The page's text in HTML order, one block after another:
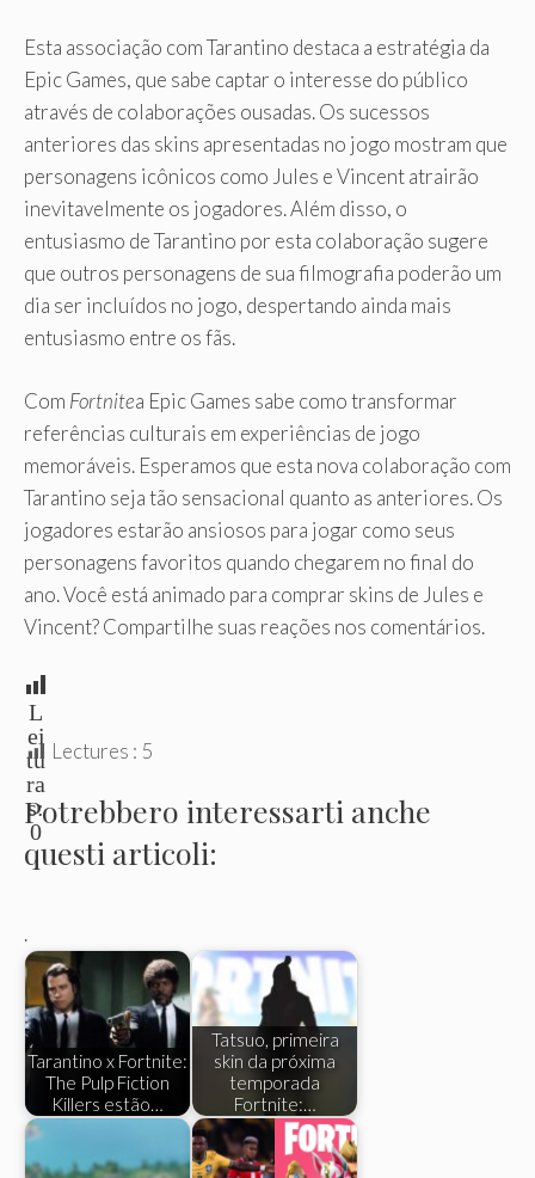
Esta associação com Tarantino destaca a estratégia da
Epic Games, que sabe captar o interesse do público
através de colaborações ousadas. Os sucessos
anteriores das skins apresentadas no jogo mostram que
personagens icônicos como Jules e Vincent atrairão
inevitavelmente os jogadores. Além disso, o
entusiasmo de Tarantino por esta colaboração sugere
que outros personagens de sua filmografia poderão um
dia ser incluídos no jogo, despertando ainda mais
entusiasmo entre os fãs.
Com Fortnitea Epic Games sabe como transformar
referências culturais em experiências de jogo
memoráveis. Esperamos que esta nova colaboração com
Tarantino seja tão sensacional quanto as anteriores. Os
jogadores estarão ansiosos para jogar como seus
personagens favoritos quando chegarem no final do
ano. Você está animado para comprar skins de Jules e
Vincent? Compartilhe suas reações nos comentários.
L
ei
tu
ra
s:
0
Lectures : 5
Potrebbero interessarti anche
questi articoli:
.
Tarantino x Fortnite:
The Pulp Fiction
Killers estão…
Tatsuo, primeira
skin da próxima
temporada
Fortnite:…